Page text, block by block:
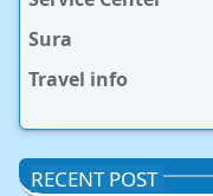
Sura
Travel info
RECENT POST